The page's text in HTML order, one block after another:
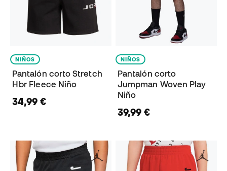
NIÑOS
Pantalón corto Stretch
Hbr Fleece Niño
34,99 €
NIÑOS
Pantalón corto
Jumpman Woven Play
Niño
39,99 €